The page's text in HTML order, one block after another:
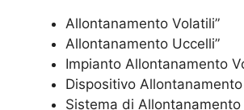
Allontanamento Volatili”
Allontanamento Uccelli”
Impianto Allontanamento
Dispositivo Allontanamento
Sistema di Allontanamento